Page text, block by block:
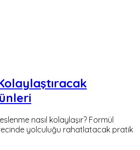
nasıl kolaylaşır? Formül
yolculuğu rahatlatacak pratik